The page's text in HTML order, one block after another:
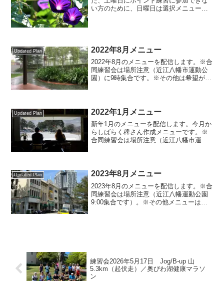
い方のために、日曜日は選択メニューを
Updated Plan 2022年8月メニュー
2022年8月のメニューを配信します。※合
同練習会は場所注意（近江八幡市運動公
園）に9時集合です。※その他は希望が丘
せページからご連...
Updated Plan 2022年1月メニュー
新年1月のメニューを配信します。今月か
らしばらく稗さん作成メニューです。※
合同練習会は場所注意（近江八幡市運動
丘スポーツ会館前...
Updated Plan 2023年8月メニュー
2023年8月のメニューを配信します。※合
同練習会は場所注意（近江八幡運動公園
9:00集合です）。※その他メニューは希
練習会2026年5月17日 Jog/B-up 山
5.3km（起伏走）／奥びわ湖健康マラソ
ン